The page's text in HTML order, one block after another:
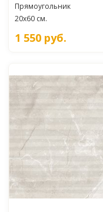
Прямоугольник
20x60 см.
1 550 руб.